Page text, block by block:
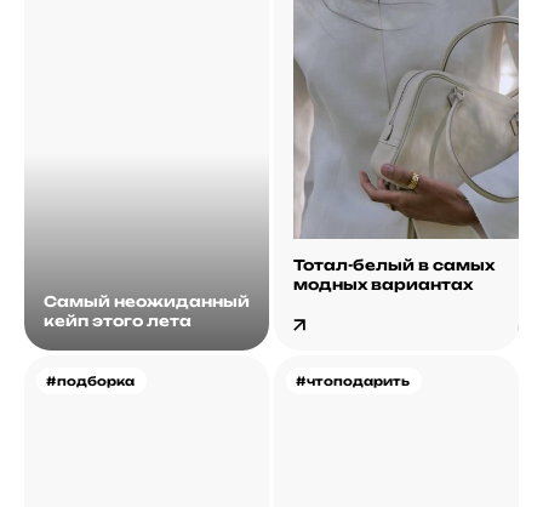
Самый неожиданный
кейп этого лета
Тотал-белый в самых
модных вариантах
#подборка #чтоподарить